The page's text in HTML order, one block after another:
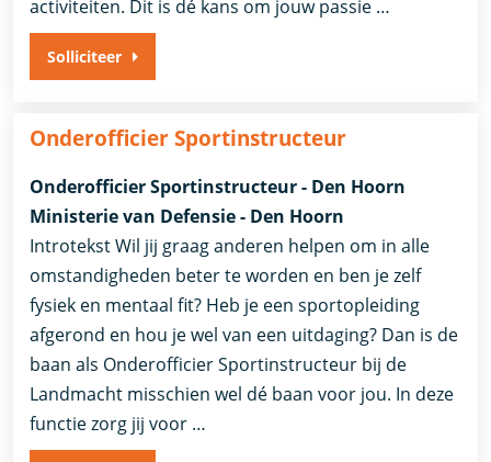
activiteiten. Dit is dé kans om jouw passie …
Solliciteer
Onderofficier Sportinstructeur
Onderofficier Sportinstructeur - Den Hoorn
Ministerie van Defensie - Den Hoorn
Introtekst Wil jij graag anderen helpen om in alle
omstandigheden beter te worden en ben je zelf
fysiek en mentaal fit? Heb je een sportopleiding
afgerond en hou je wel van een uitdaging? Dan is de
baan als Onderofficier Sportinstructeur bij de
Landmacht misschien wel dé baan voor jou. In deze
functie zorg jij voor …